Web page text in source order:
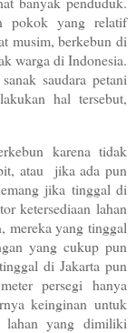
pokok yang relatif
musim, berkebun di
warga di Indonesia.
saudara petani
hal tersebut,
karena tidak
atau jika ada pun
jika tinggal di
ketersediaan lahan
mereka yang tinggal
yang cukup pun
di Jakarta pun
persegi hanya
keinginan untuk
lahan yang dimiliki